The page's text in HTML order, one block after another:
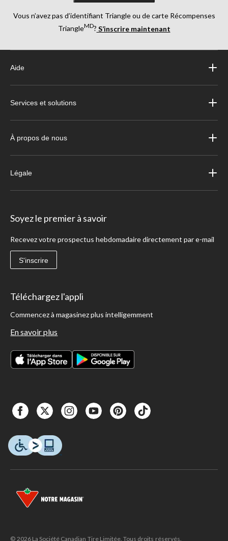
Vous n’avez pas d’identifiant Triangle ou de carte Récompenses
TriangleMD? S’inscrire maintenant
Aide
Services et solutions
À propos de nous
Légale
Soyez le premier à savoir
Recevez votre prospectus hebdomadaire directement par e-mail
S'inscrire
Téléchargez l'appli
Commencez à magasinez plus intelligemment
En savoir plus
© 2026 La Société Canadian Tire Limitée. Tous droits réservés.